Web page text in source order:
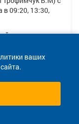
в09:20, 13:30,
по
в10:30, 16:00;
«Омск -
отправлением от
ваших